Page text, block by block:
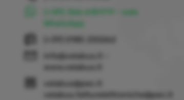
(+39) 366 6151711 - solo
WhatsApp
info@velabus.it
www.velabus.it
velabus@pec.it
velabus.fatturelettroniche@pec.it